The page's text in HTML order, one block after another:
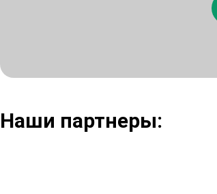
Наши партнеры: